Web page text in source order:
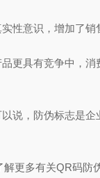
意识，增加了销
具有竞争中，消
，防伪标志是企
更多有关QR码防